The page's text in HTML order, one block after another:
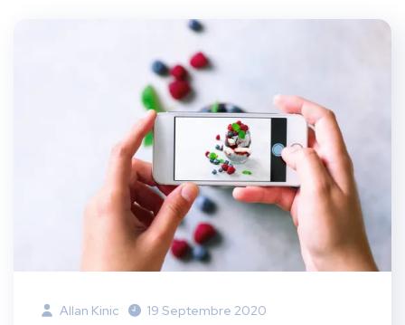
Allan Kinic 19 Septembre 2020